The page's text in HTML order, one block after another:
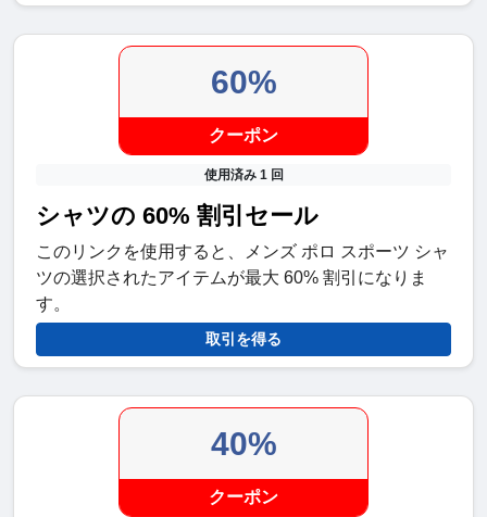
60%
クーポン
使用済み 1 回
シャツの 60% 割引セール
このリンクを使用すると、メンズ ポロ スポーツ シャ
ツの選択されたアイテムが最大 60% 割引になりま
す。
取引を得る
40%
クーポン